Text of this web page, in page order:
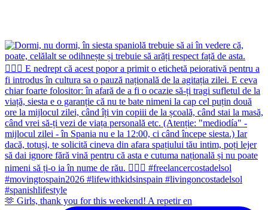
🫶 Girls, thank you for this weekend! A repetir en